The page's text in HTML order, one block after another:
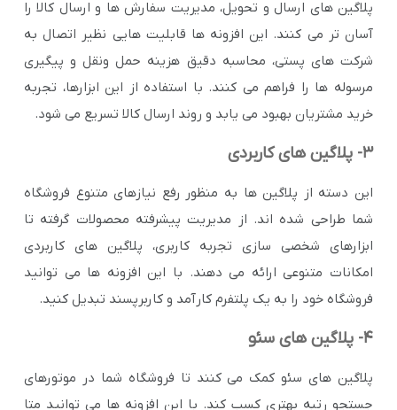
پلاگین های ارسال و تحویل، مدیریت سفارش ها و ارسال کالا را
آسان تر می کنند. این افزونه ها قابلیت هایی نظیر اتصال به
شرکت های پستی، محاسبه دقیق هزینه حمل ونقل و پیگیری
مرسوله ها را فراهم می کنند. با استفاده از این ابزارها، تجربه
خرید مشتریان بهبود می یابد و روند ارسال کالا تسریع می شود.
3- پلاگین های کاربردی
این دسته از پلاگین ها به منظور رفع نیازهای متنوع فروشگاه
شما طراحی شده اند. از مدیریت پیشرفته محصولات گرفته تا
ابزارهای شخصی سازی تجربه کاربری، پلاگین های کاربردی
امکانات متنوعی ارائه می دهند. با این افزونه ها می توانید
فروشگاه خود را به یک پلتفرم کارآمد و کاربرپسند تبدیل کنید.
4- پلاگین های سئو
پلاگین های سئو کمک می کنند تا فروشگاه شما در موتورهای
جستجو رتبه بهتری کسب کند. با این افزونه ها می توانید متا